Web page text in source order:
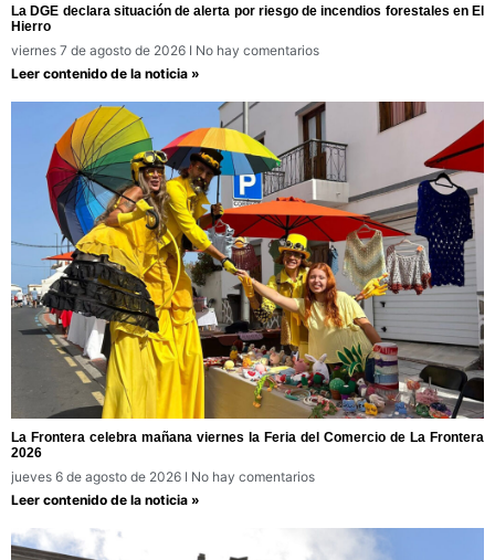
La DGE declara situación de alerta por riesgo de incendios forestales en El
Hierro
viernes 7 de agosto de 2026
No hay comentarios
Leer contenido de la noticia »
La Frontera celebra mañana viernes la Feria del Comercio de La Frontera
2026
jueves 6 de agosto de 2026
No hay comentarios
Leer contenido de la noticia »